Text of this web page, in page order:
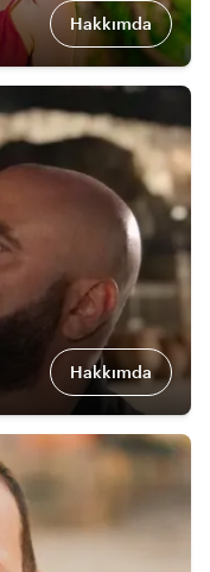
Hakkımda
Hakkımda